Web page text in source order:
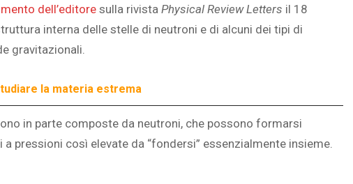
dell’editoresulla rivista Physical Review Letters il 18
interna delle stelle di neutroni e di alcuni dei tipi di
gravitazionali.
la materia estrema
in parte composte da neutroni, che possono formarsi
pressioni così elevate da “fondersi” essenzialmente insieme.
CEREBRALE
LE MELODIE CHE LE
SOVRAPPESO E OBESITÀ
INFANTILE ASSOCIATI AD